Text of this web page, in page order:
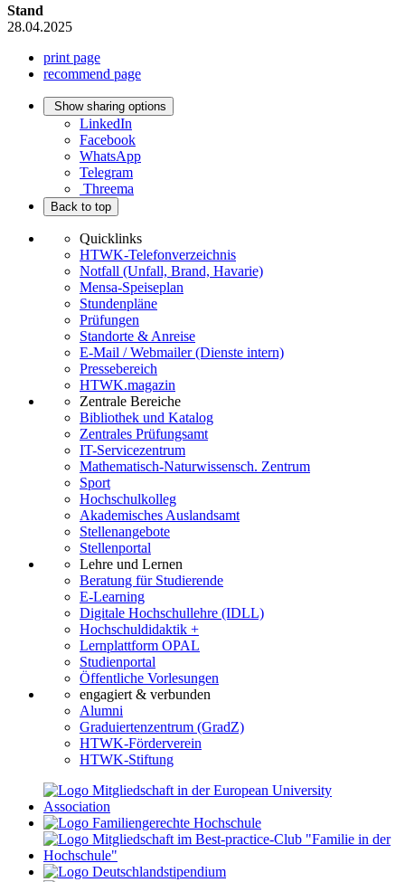
Stand
28.04.2025
print page
recommend page
Show sharing options
LinkedIn
Facebook
WhatsApp
Telegram
Threema
Back to top
Quicklinks
HTWK-Telefonverzeichnis
Notfall (Unfall, Brand, Havarie)
Mensa-Speiseplan
Stundenpläne
Prüfungen
Standorte & Anreise
E-Mail / Webmailer (Dienste intern)
Pressebereich
HTWK.magazin
Zentrale Bereiche
Bibliothek und Katalog
Zentrales Prüfungsamt
IT-Servicezentrum
Mathematisch-Naturwissensch. Zentrum
Sport
Hochschulkolleg
Akademisches Auslandsamt
Stellenangebote
Stellenportal
Lehre und Lernen
Beratung für Studierende
E-Learning
Digitale Hochschullehre (IDLL)
Hochschuldidaktik +
Lernplattform OPAL
Studienportal
Öffentliche Vorlesungen
engagiert & verbunden
Alumni
Graduiertenzentrum (GradZ)
HTWK-Förderverein
HTWK-Stiftung